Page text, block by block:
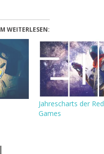
WEITERLESEN:
Jahrescharts der
Games